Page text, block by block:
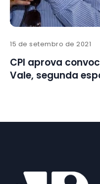
15 de setembro de 2021
CPI aprova
Vale, segunda